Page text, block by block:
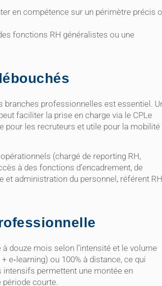
en compétence sur un périmètre précis
fonctions RH généralistes ou une
branches professionnelles est essentiel.
faciliter la prise en charge via le CPLe
pour les recruteurs et utile pour la mobilité
(chargé de reporting RH,
à des fonctions d’encadrement, de
administration du personnel, référent
douze mois selon l’intensité et le volume
e‑learning) ou 100% à distance, ce qui
permettent une montée en
courte.